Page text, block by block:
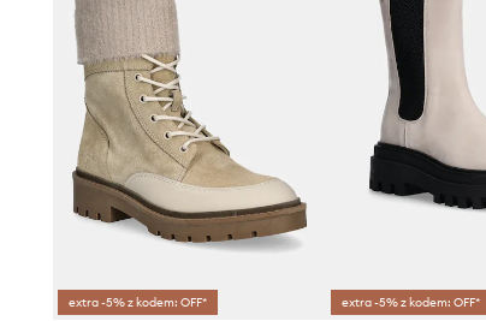
extra -5% z kodem: OFF* extra -5% z kodem: OFF*